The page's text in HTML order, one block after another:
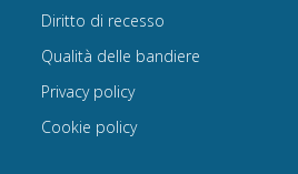
Diritto di recesso
Qualità delle bandiere
Privacy policy
Cookie policy